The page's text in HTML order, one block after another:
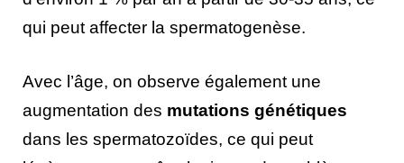
qui peut affecter la spermatogenèse.
Avec l’âge, on observe également une
augmentation des mutations génétiques
dans les spermatozoïdes, ce qui peut